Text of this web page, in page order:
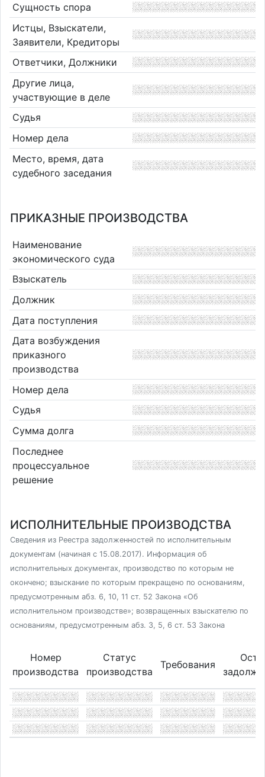
Сущность спора
Истцы, Взыскатели,
Заявители, Кредиторы
Ответчики, Должники
Другие лица,
участвующие в деле
Судья
Номер дела
Место, время, дата
судебного заседания
ПРИКАЗНЫЕ ПРОИЗВОДСТВА
Наименование
экономического суда
Взыскатель
Должник
Дата поступления
Дата возбуждения
приказного
производства
Номер дела
Судья
Сумма долга
Последнее
процессуальное
решение
ИСПОЛНИТЕЛЬНЫЕ ПРОИЗВОДСТВА
Сведения из Реестра задолженностей по исполнительным
документам (начиная с 15.08.2017). Информация об
исполнительных документах, производство по которым не
окончено; взыскание по которым прекращено по основаниям,
предусмотренным абз. 6, 10, 11 ст. 52 Закона «Об
исполнительном производстве»; возвращенных взыскателю по
основаниям, предусмотренным абз. 3, 5, 6 ст. 53 Закона
Номер
производства
Статус
производства
Требования